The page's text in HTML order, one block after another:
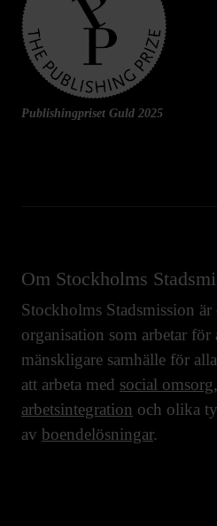
Publishingpriset Guld 2025
Om Stockholms
Stockholms Stadsmission är
organisation som arbetar för
mänskligare samhälle för
att arbeta med social omsorg,
arbetsintegration och olika
av boendelösningar.